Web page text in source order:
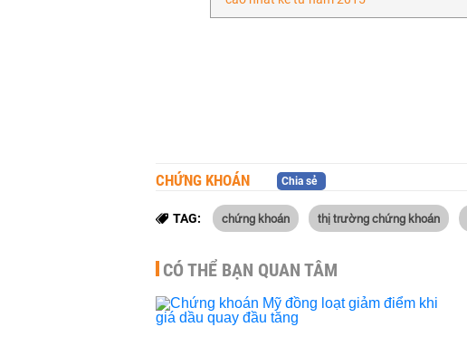
CHỨNG KHOÁN Chia sẻ
TAG: chứng khoán thị trường chứng khoán
CÓ THỂ BẠN QUAN TÂM